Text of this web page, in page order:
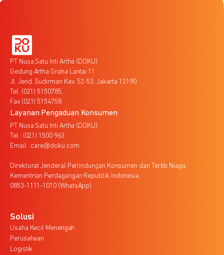
PT Nusa Satu Inti Artha (DOKU)
Gedung Artha Graha Lantai 11
Jl. Jend. Sudirman Kav. 52-53, Jakarta 12190
Tel. (021) 5150785,
Fax (021) 5154758
Layanan Pengaduan Konsumen
PT Nusa Satu Inti Artha (DOKU)
Tel : (021) 1500 963
Email : care@doku.com
Direktorat Jenderal Perlindungan Konsumen dan Tertib Niaga,
Kementrian Perdagangan Republik Indonesia,
0853-1111-1010 (WhatsApp)
Solusi
Usaha Kecil Menengah
Perusahaan
Logistik